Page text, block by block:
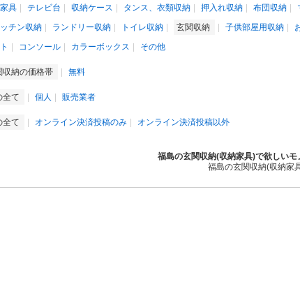
具 テレビ台 収納ケース タンス、衣類収納 押入れ収納 布団収納
チン収納
ランドリー収納 トイレ収納 玄関収納 子供部屋用収納
コンソール カラーボックス その他
収納の価格帯 無料
全て 個人 販売業者
全て オンライン決済投稿のみ オンライン決済投稿以外
福島の玄関収納(収納家具)で欲しい
福島の玄関収納(収納家